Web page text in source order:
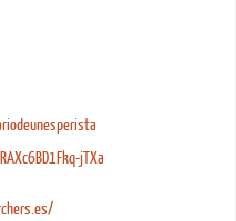
jTXa